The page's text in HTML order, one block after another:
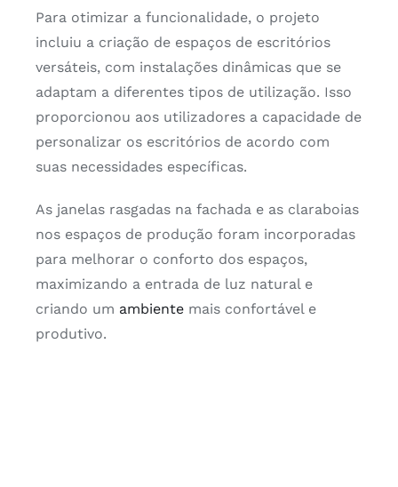
Para otimizar a funcionalidade, o projeto
incluiu a criação de espaços de escritórios
versáteis, com instalações dinâmicas que se
adaptam a diferentes tipos de utilização. Isso
proporcionou aos utilizadores a capacidade de
personalizar os escritórios de acordo com
suas necessidades específicas.
As janelas rasgadas na fachada e as claraboias
nos espaços de produção foram incorporadas
para melhorar o conforto dos espaços,
maximizando a entrada de luz natural e
criando um ambiente mais confortável e
produtivo.